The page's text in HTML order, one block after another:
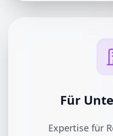
Für
Expertise für